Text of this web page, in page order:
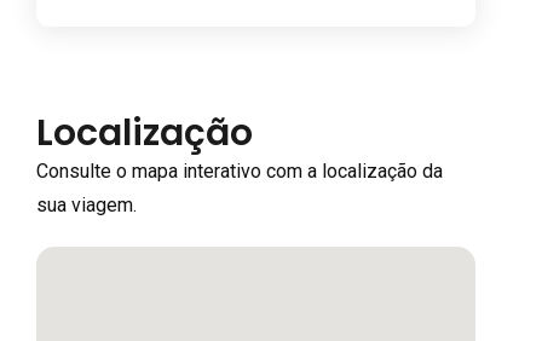
Localização
Consulte o mapa interativo com a localização da
sua viagem.